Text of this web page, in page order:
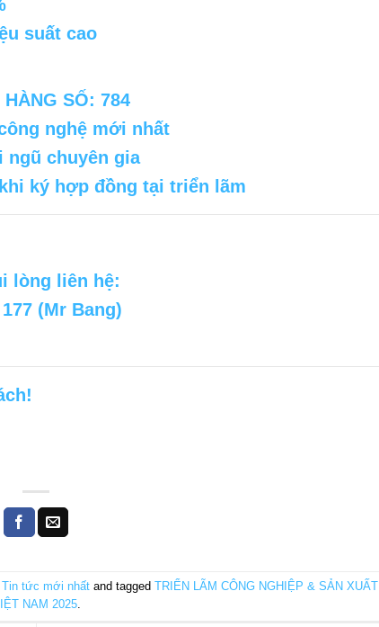
suất cao
HÀNG SỐ: 784
nghệ mới nhất
ngũ chuyên gia
ký hợp đồng tại triển lãm
lòng liên hệ:
(Mr Bang)
Tin tức mới nhấtand tagged TRIỂN LÃM CÔNG NGHIỆP & SẢN XUẤT
NAM 2025.